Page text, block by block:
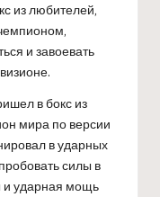
из любителей,
и завоевать
в бокс из
мира по версии
в ударных
силы в
и ударная мощь